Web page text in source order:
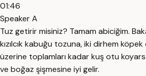
01:46
Speaker A
Tuz getirir misiniz? Tamam abiciğim.
kızılcık kabuğu tozuna, iki dirhem
üzerine toplamları kadar kuş otu
ve boğaz şişmesine iyi gelir.